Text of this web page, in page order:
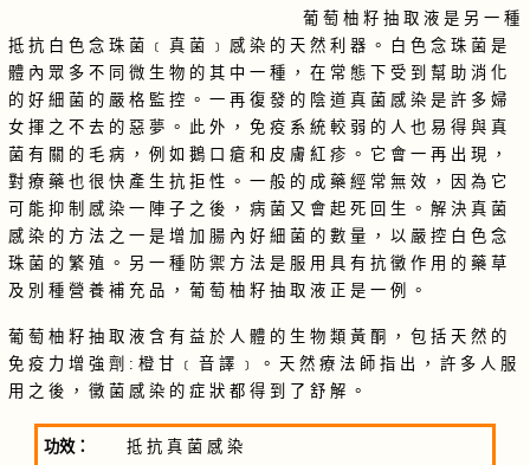
葡 萄 柚 籽 抽 取 液 是 另 一 種
抵 抗 白 色 念 珠 菌 ﹝ 真 菌 ﹞ 感 染 的 天 然 利 器 。 白 色 念 珠 菌 是
體 內 眾 多 不 同 微 生 物 的 其 中 一 種 ， 在 常 態 下 受 到 幫 助 消 化
的 好 細 菌 的 嚴 格 監 控 。 一 再 復 發 的 陰 道 真 菌 感 染 是 許 多 婦
女 揮 之 不 去 的 惡 夢 。 此 外 ， 免 疫 系 統 較 弱 的 人 也 易 得 與 真
菌 有 關 的 毛 病 ， 例 如 鵝 口 瘡 和 皮 膚 紅 疹 。 它 會 一 再 出 現 ，
對 療 藥 也 很 快 產 生 抗 拒 性 。 一 般 的 成 藥 經 常 無 效 ， 因 為 它
可 能 抑 制 感 染 一 陣 子 之 後 ， 病 菌 又 會 起 死 回 生 。 解 決 真 菌
感 染 的 方 法 之 一 是 增 加 腸 內 好 細 菌 的 數 量 ， 以 嚴 控 白 色 念
珠 菌 的 繁 殖 。 另 一 種 防 禦 方 法 是 服 用 具 有 抗 黴 作 用 的 藥 草
及 別 種 營 養 補 充 品 ， 葡 萄 柚 籽 抽 取 液 正 是 一 例 。
葡 萄 柚 籽 抽 取 液 含 有 益 於 人 體 的 生 物 類 黃 酮 ， 包 括 天 然 的
免 疫 力 增 強 劑 : 橙 甘 ﹝ 音 譯 ﹞ 。 天 然 療 法 師 指 出 ， 許 多 人 服
用 之 後 ， 黴 菌 感 染 的 症 狀 都 得 到 了 舒 解 。
功效： 抵 抗 真 菌 感 染